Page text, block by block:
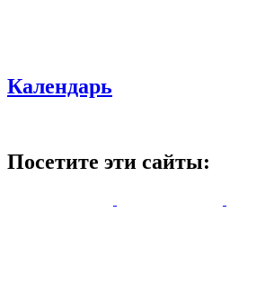
Календарь
Посетите эти сайты: